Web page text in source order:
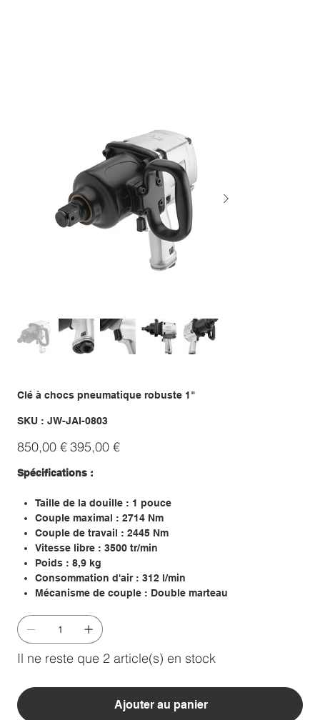
Clé à chocs pneumatique robuste 1"
SKU :
SKU
JW-
0803
JW-JAI-0803
Prix
d’origine
850,00 € Prix
promotionnel
395,00 €
Spécifications :
Taille de la douille : 1 pouce
Couple maximal : 2714 Nm
Couple de travail : 2445 Nm
Vitesse libre : 3500 tr/min
Poids : 8,9 kg
Consommation d'air : 312 l/min
Mécanisme de couple : Double marteau
Il ne reste que 2 article(s) en stock
Ajouter au panier